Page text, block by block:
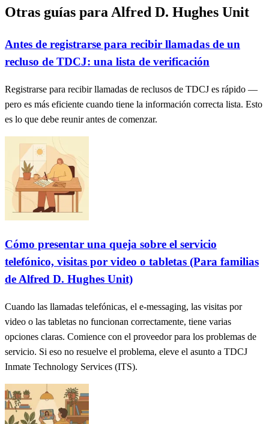
Otras guías para Alfred D. Hughes Unit
Antes de registrarse para recibir llamadas de un
recluso de TDCJ: una lista de verificación
Registrarse para recibir llamadas de reclusos de TDCJ es rápido —
pero es más eficiente cuando tiene la información correcta lista. Esto
es lo que debe reunir antes de comenzar.
Cómo presentar una queja sobre el servicio
telefónico, visitas por video o tabletas (Para familias
de Alfred D. Hughes Unit)
Cuando las llamadas telefónicas, el e-messaging, las visitas por
video o las tabletas no funcionan correctamente, tiene varias
opciones claras. Comience con el proveedor para los problemas de
servicio. Si eso no resuelve el problema, eleve el asunto a TDCJ
Inmate Technology Services (ITS).